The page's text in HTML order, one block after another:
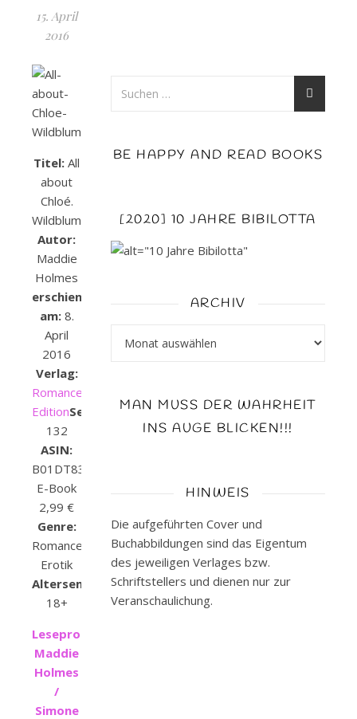
15. April
2016
Titel: All
about
Chloé.
Wildblumenküsse
Autor:
Maddie
Holmes
erschienen
am:8.
April
2016
Verlag:
Romance
EditionSeiten:
132
ASIN:
B01DT83Z10
E-Book
2,99 €
Genre:
Romance,
Erotik
Altersempfehlung:
18+
Leseprobe
Maddie
Holmes
/
Simone
BE HAPPY AND READ BOOKS
[2020] 10 JAHRE BIBILOTTA
ARCHIV
MAN MUSS DER WAHRHEIT
INS AUGE BLICKEN!!!
HINWEIS
Die aufgeführten Cover und
Buchabbildungen sind das Eigentum
des jeweiligen Verlages bzw.
Schriftstellers und dienen nur zur
Veranschaulichung.